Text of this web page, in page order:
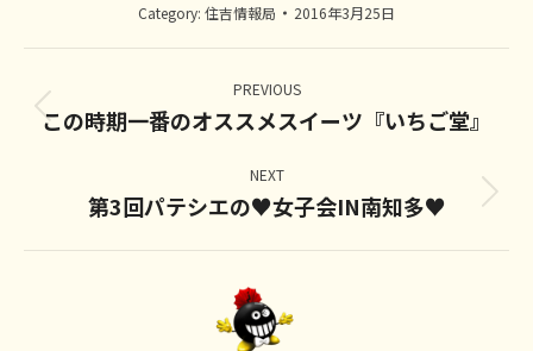
Category: 住吉情報局 2016年3月25日
navigation
PREVIOUS
Previous
この時期一番のオススメスイーツ『いちご堂』
NEXT
Next
第3回パテシエの♥女子会IN南知多♥